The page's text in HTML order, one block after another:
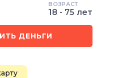
ВОЗРАСТ
18 - 75 лет
ДЕНЬГИ